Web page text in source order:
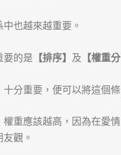
也越來越重要。
要的是 【排序】 及 【權重分
分重要，便可以將這個條
重應該越高，因為在愛
觀。